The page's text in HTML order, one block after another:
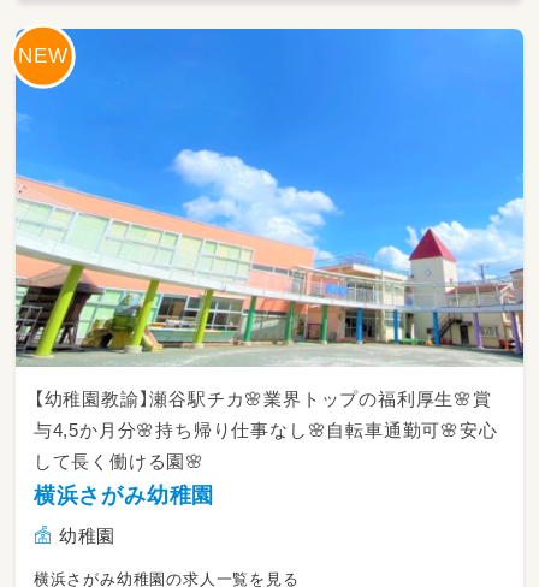
【幼稚園教諭】瀬谷駅チカ🌸業界トップの福利厚生🌸賞
与4,5か月分🌸持ち帰り仕事なし🌸自転車通勤可🌸安心
して長く働ける園🌸
横浜さがみ幼稚園
幼稚園
横浜さがみ幼稚園の求人一覧を見る